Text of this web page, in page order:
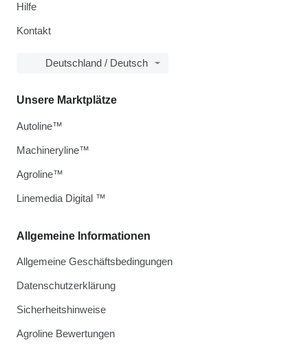
Hilfe
Kontakt
Deutschland / Deutsch
Allgemeine Informationen
Allgemeine Geschäftsbedingungen
Datenschutzerklärung
Sicherheitshinweise
Agroline Bewertungen
Unsere Marktplätze
Autoline™
Machineryline™
Agroline™
Linemedia Digital ™